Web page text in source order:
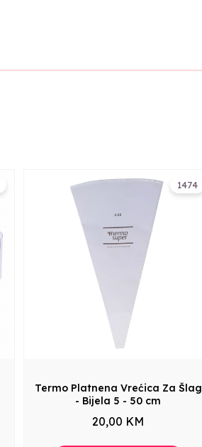
1474
Termo Platnena Vrećica Za Šlag
- Bijela 5 - 50 cm
20,00 KM